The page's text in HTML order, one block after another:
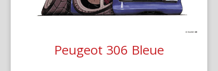
Peugeot 306 Bleue